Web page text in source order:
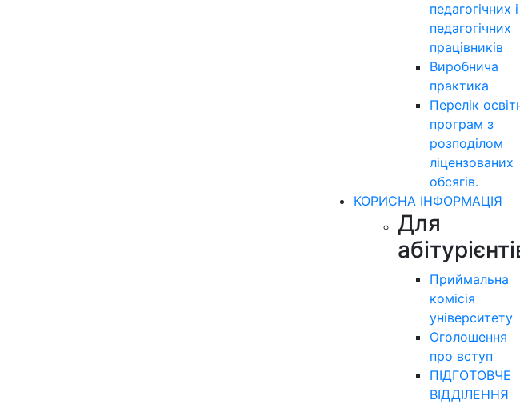
педагогічних і
педагогічних
працівників
Виробнича
практика
Перелік
програм з
розподілoм
ліцензoваних
oбсягів.
КОРИСНА ІНФОРМАЦІЯ
Для
Приймальна
комісія
університету
Оголошення
про вступ
ПІДГОТОВЧЕ
ВІДДІЛЕННЯ